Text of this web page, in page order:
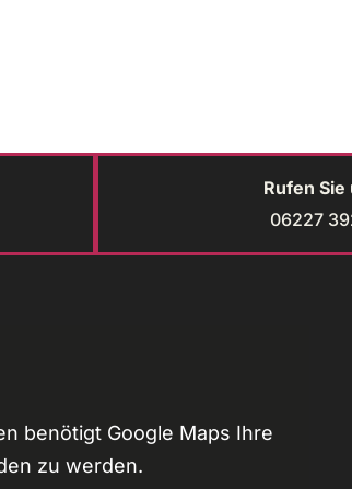
Rufen Sie
06227
benötigt Google Maps Ihre
zu werden.